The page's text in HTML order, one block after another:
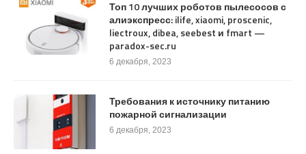
Топ 10 лучших роботов пылесосов с
алиэкспресс: ilife, xiaomi, proscenic,
liectroux, dibea, seebest и fmart —
paradox-sec.ru
6 декабря, 2023
Требования к источнику питанию
пожарной сигнализации
6 декабря, 2023